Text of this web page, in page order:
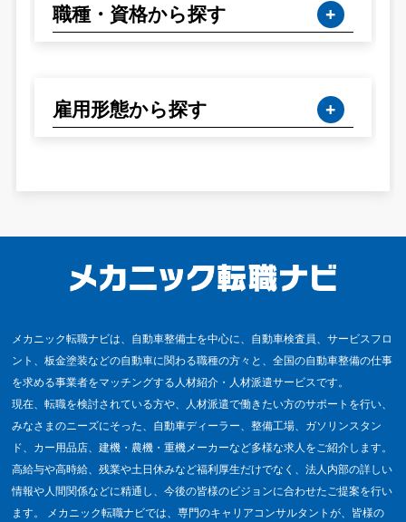
職種・資格から探す
雇用形態から探す
メカニック転職ナビは、自動車整備士を中心に、自動車検査員、サービスフロ
ント、板金塗装などの自動車に関わる職種の方々と、全国の自動車整備の仕事
を求める事業者をマッチングする人材紹介・人材派遣サービスです。
現在、転職を検討されている方や、人材派遣で働きたい方のサポートを行い、
みなさまのニーズにそった、自動車ディーラー、整備工場、ガソリンスタン
ド、カー用品店、建機・農機・重機メーカーなど多様な求人をご紹介します。
高給与や高時給、残業や土日休みなど福利厚生だけでなく、法人内部の詳しい
情報や人間関係などに精通し、今後の皆様のビジョンに合わせたご提案を行い
ます。 メカニック転職ナビでは、専門のキャリアコンサルタントが、皆様の